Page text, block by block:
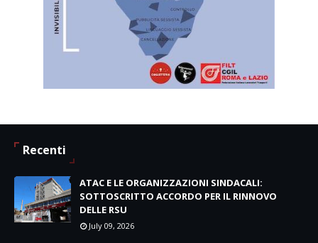
Recenti
ATAC E LE ORGANIZZAZIONI SINDACALI:
SOTTOSCRITTO ACCORDO PER IL RINNOVO
DELLE RSU
July 09, 2026